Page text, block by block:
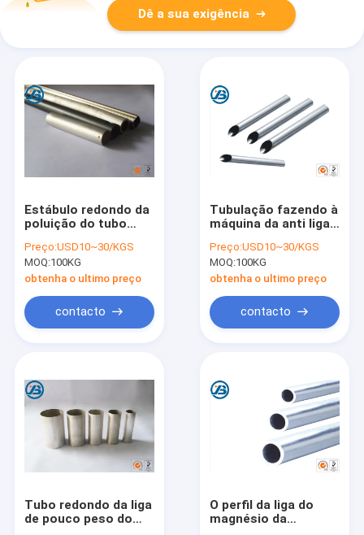
Dê a sua exigência
Estábulo redondo da
poluição do tubo
magnésio da rigidez
alta não
dimensionalmente
Preço:USD10~30/KGS
MOQ:100KG
obtenha o ultimo preço
contacto
Tubulação fazendo à
máquina da anti liga
AZ80 com
dimensões
personalizadas
Preço:USD10~30/KGS
MOQ:100KG
obtenha o ultimo preço
contacto
Tubo redondo da liga
de pouco peso do
O perfil da liga do
magnésio da